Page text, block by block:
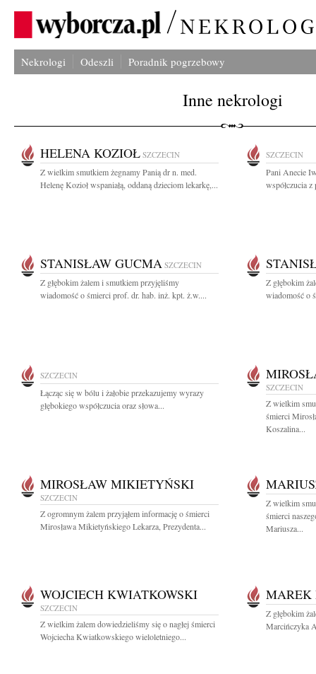
Nekrologi Odeszli Poradnik pogrzebowy
Inne nekrologi
HELENA KOZIOŁ SZCZECIN
Z wielkim smutkiem żegnamy Panią dr n. med.
Helenę Kozioł wspaniałą, oddaną dzieciom lekarkę,...
SZCZECIN
Pani Anecie
współczucia
STANISŁAW GUCMA SZCZECIN
Z głębokim żalem i smutkiem przyjęliśmy
wiadomość o śmierci prof. dr. hab. inż. kpt. ż.w....
Z głębokim
wiadomość o
SZCZECIN
Łącząc się w bólu i żałobie przekazujemy wyrazy
głębokiego współczucia oraz słowa...
SZCZECIN
Z wielkim
śmierci
Koszalina...
MIROSŁAW MIKIETYŃSKI
SZCZECIN
Z ogromnym żalem przyjąłem informację o śmierci
Mirosława Mikietyńskiego Lekarza, Prezydenta...
Z wielkim
śmierci
Mariusza...
WOJCIECH KWIATKOWSKI
SZCZECIN
Z wielkim żalem dowiedzieliśmy się o nagłej śmierci
Wojciecha Kwiatkowskiego wieloletniego...
MAREK
Z głębokim
Marcińczyka